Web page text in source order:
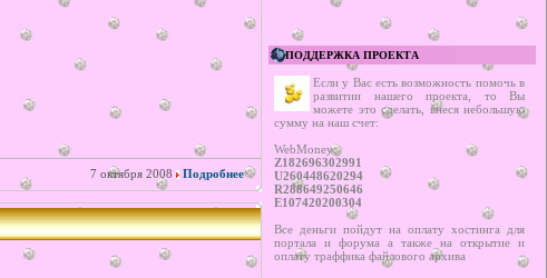
7 октября 2008 Подробнее
ПОДДЕРЖКА ПРОЕКТА
Если у Вас есть возможность помочь в
развитии нашего проекта, то Вы
можете это сделать, внеся небольшую
сумму на наш счет:
WebMoney:
Z182696302991
U260448620294
R288649250646
E107420200304
Все деньги пойдут на оплату хостинга для
портала и форума а также на открытие и
оплату траффика файлового архива